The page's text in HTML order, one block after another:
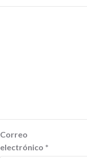
Correo
electrónico *